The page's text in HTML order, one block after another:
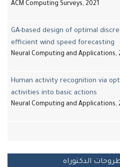
ACM Computing Surveys, 2021
GA-based design of
efficient wind speed
Neural Computing and
Human activity
activities into basic actions
Neural Computing and